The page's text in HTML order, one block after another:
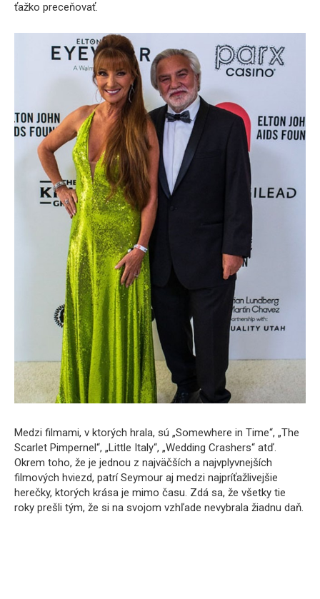
ťažko preceňovať.
Medzi filmami, v ktorých hrala, sú „Somewhere in Time“, „The
Scarlet Pimpernel“, „Little Italy“, „Wedding Crashers“ atď.
Okrem toho, že je jednou z najväčších a najvplyvnejších
filmových hviezd, patrí Seymour aj medzi najpríťažlivejšie
herečky, ktorých krása je mimo času. Zdá sa, že všetky tie
roky prešli tým, že si na svojom vzhľade nevybrala žiadnu daň.